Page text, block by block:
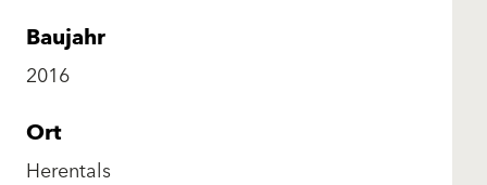
Baujahr
2016
Ort
Herentals